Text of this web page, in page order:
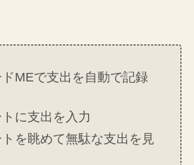
MEで支出を自動で記録
に支出を入力
を眺めて無駄な支出を見